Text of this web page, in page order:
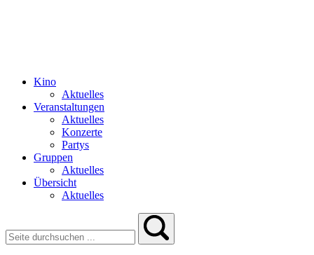
Kino
Aktuelles
Veranstaltungen
Aktuelles
Konzerte
Partys
Gruppen
Aktuelles
Übersicht
Aktuelles